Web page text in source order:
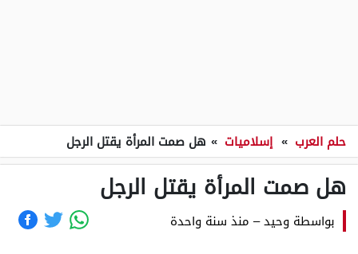
حلم العرب » إسلاميات » هل صمت المرأة يقتل الرجل
هل صمت المرأة يقتل الرجل
بواسطة وحيد– منذ سنة واحدة